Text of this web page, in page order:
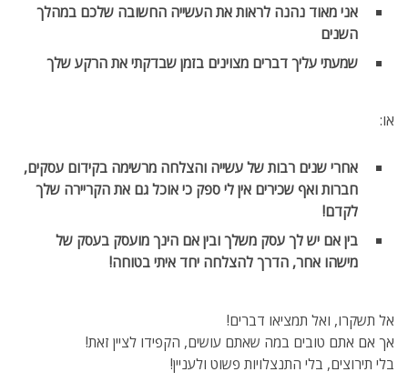
אני מאוד נהנה לראות את העשייה החשובה שלכם במהלך
השנים
שמעתי עליך דברים מצוינים בזמן שבדקתי את הרקע שלך
או:
אחרי שנים רבות של עשייה והצלחה מרשימה בקידום עסקים,
חברות ואף שכירים אין לי ספק כי אוכל גם את הקריירה שלך
לקדם!
בין אם יש לך עסק משלך ובין אם הינך מועסק בעסק של
מישהו אחר, הדרך להצלחה יחד איתי בטוחה!
אל תשקרו, ואל תמציאו דברים!
אך אם אתם טובים במה שאתם עושים, הקפידו לציין זאת!
בלי תירוצים, בלי התנצלויות פשוט ולעניין!